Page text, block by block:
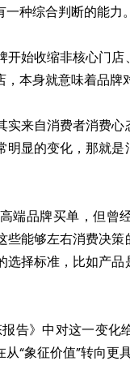
种综合判断的能力。
始收缩非核心门
本身就意味着品牌
来自消费者消费
显的变化，那就
端品牌买单，但曾
能够左右消费决
择标准，比如产
告》中对这一变化
“象征价值”转向更